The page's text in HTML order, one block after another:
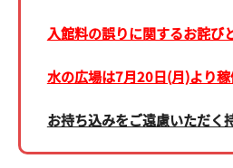
収蔵資料
入館料の誤りに関するお詫び
水の広場は7月20日(月)より稼
お持ち込みをご遠慮いただく